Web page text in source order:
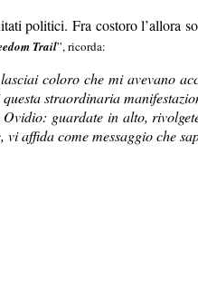
politici. Fra costoro l’allora
Trail”, ricorda:
coloro che mi avevano
straordinaria
guardate in alto,
affida come messaggio che